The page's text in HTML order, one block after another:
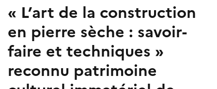
« L’art de la construction
en pierre sèche : savoir-
faire et techniques »
reconnu patrimoine